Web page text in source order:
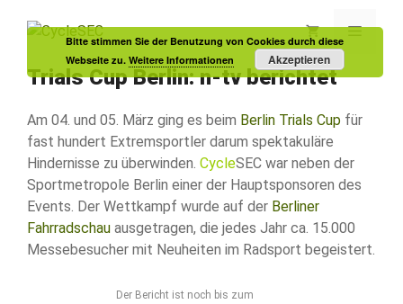
Inhalt
Menü
Trials Cup Berlin: n-tv berichtet
Am 04. und 05. März ging es beim Berlin Trials Cup für
fast hundert Extremsportler darum spektakuläre
Hindernisse zu überwinden. CycleSEC war neben der
Sportmetropole Berlin einer der Hauptsponsoren des
Events. Der Wettkampf wurde auf der Berliner
Fahrradschau ausgetragen, die jedes Jahr ca. 15.000
Messebesucher mit Neuheiten im Radsport begeistert.
Der Bericht ist noch bis zum
Bitte stimmen Sie der Benutzung von Cookies durch diese
Webseite zu. Weitere Informationen Akzeptieren